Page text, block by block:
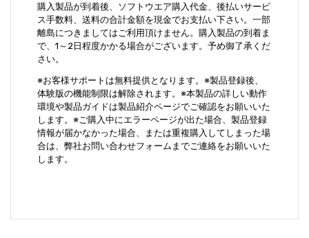
購入製品が到着後、ソフトウエア購入代金、後払いサービ
ス手数料、送料の合計金額を現金でお支払い下さい。一部
離島につきましてはご利用頂けません。購入製品の到着ま
で、1～2日程度かかる場合がございます。予め御了承くだ
さい。
※お客様サポートは無料提供となります。※製品登録後、
体験版の機能制限は解除されます。※本製品の詳しい動作
環境や製品ガイドは製品紹介ページでご確認をお願いいた
します。※ご購入中にエラーページが出た場合、製品登録
情報が届かなかった場合、または重複購入してしまった場
合は、弊社お問い合わせフォームまでご連絡をお願いいた
します。